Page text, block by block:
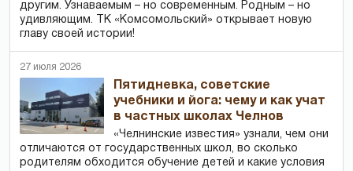
другим. Узнаваемым – но современным. Родным – но
удивляющим. ТК «Комсомольский» открывает новую
главу своей истории!
27 июля 2026
Пятидневка, советские
учебники и йога: чему и как учат
в частных школах Челнов
«Челнинские известия» узнали, чем они
отличаются от государственных школ, во сколько
родителям обходится обучение детей и какие условия